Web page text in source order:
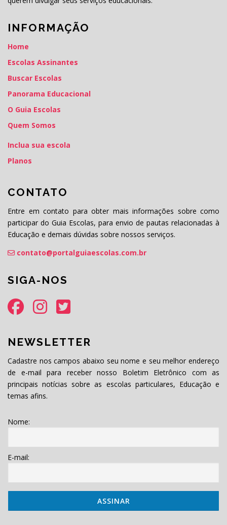
INFORMAÇÃO
Home
Escolas Assinantes
Buscar Escolas
Panorama Educacional
O Guia Escolas
Quem Somos
Inclua sua escola
Planos
CONTATO
Entre em contato para obter mais informações sobre como
participar do Guia Escolas, para envio de pautas relacionadas à
Educação e demais dúvidas sobre nossos serviços.
contato@portalguiaescolas.com.br
SIGA-NOS
NEWSLETTER
Cadastre nos campos abaixo seu nome e seu melhor endereço
de e-mail para receber nosso Boletim Eletrônico com as
principais notícias sobre as escolas particulares, Educação e
temas afins.
Nome:
E-mail: